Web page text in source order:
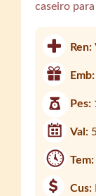
caseiro
Ren:
Emb:
Pes:
Val:
Cus: